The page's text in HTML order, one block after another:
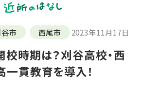
市 西尾市 2023年11月17日
時期は？刈谷高校・西
貫教育を導入！